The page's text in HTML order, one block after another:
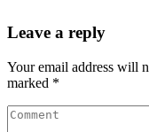
Leave a reply
Your email address will
marked *